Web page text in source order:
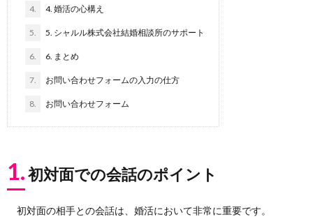
4. 4. 婚活の心構え
5. 5. シャルル株式会社結婚相談所のサポート
6. 6. まとめ
7. お問い合わせフォームの入力の仕方
8. お問い合わせフォーム
1.初対面での会話のポイント
初対面の相手との会話は、婚活において非常に重要です。